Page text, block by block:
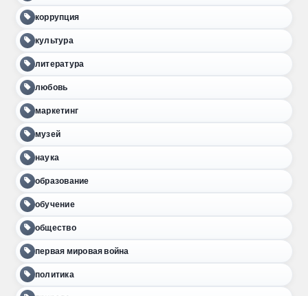
коррупция
культура
литература
любовь
маркетинг
музей
наука
образование
обучение
общество
первая мировая война
политика